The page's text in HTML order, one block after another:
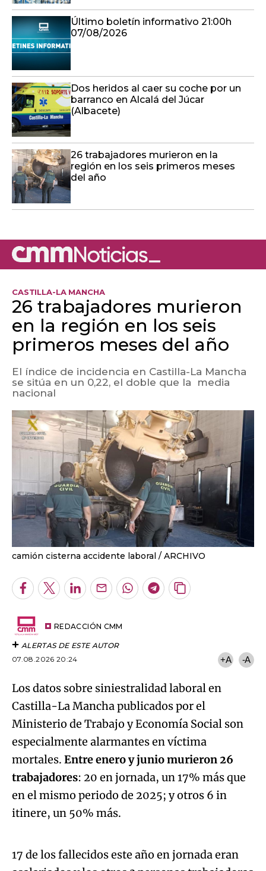
Último boletín informativo 21:00h
07/08/2026
Dos heridos al caer su coche por un
barranco en Alcalá del Júcar
(Albacete)
26 trabajadores murieron en la
región en los seis primeros meses
del año
CASTILLA-LA MANCHA
26 trabajadores murieron
en la región en los seis
primeros meses del año
El índice de incidencia en Castilla-La Mancha
se sitúa en un 0,22, el doble que la media
nacional
camión cisterna accidente laboral ARCHIVO
Facebook
TwitterLinkedInEnviarWhatsapp
Telegram
Copiar
REDACCIÓN CMM
ALERTAS DE ESTE AUTOR
07.08.2026 20:24
+A -A
Los datos sobre siniestralidad laboral en
Castilla-La Mancha publicados por el
Ministerio de Trabajo y Economía Social son
especialmente alarmantes en víctima
mortales. Entre enero y junio murieron 26
trabajadores: 20 en jornada, un 17% más que
en el mismo periodo de 2025; y otros 6 in
itinere, un 50% más.Algo salió mal.
17 de los fallecidos este año en jornada eran